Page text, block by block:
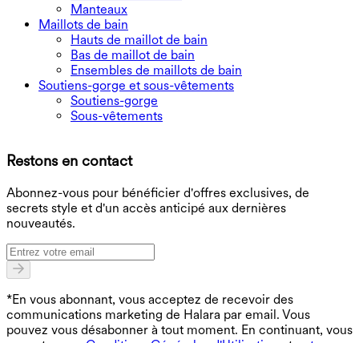
Manteaux
Maillots de bain
Hauts de maillot de bain
Bas de maillot de bain
Ensembles de maillots de bain
Soutiens-gorge et sous-vêtements
Soutiens-gorge
Sous-vêtements
Restons en contact
Abonnez-vous pour bénéficier d'offres exclusives, de
secrets style et d'un accès anticipé aux dernières
nouveautés.
*En vous abonnant, vous acceptez de recevoir des
communications marketing de Halara par email. Vous
pouvez vous désabonner à tout moment. En continuant, vous